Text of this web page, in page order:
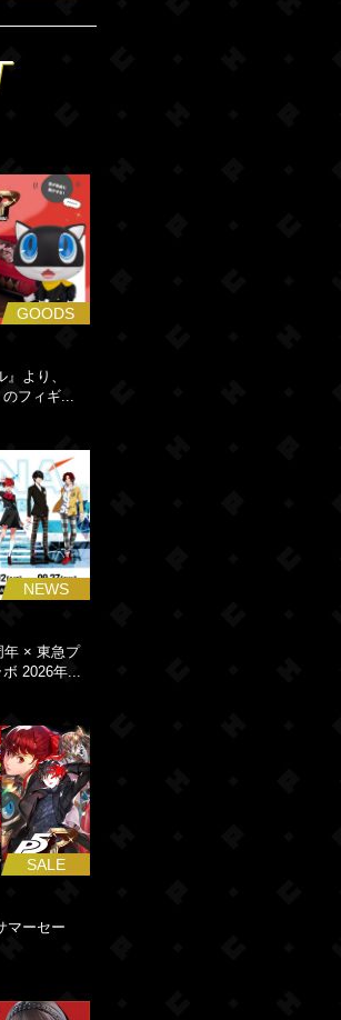
GOODS
より、
のフィギ...
NEWS
年 × 東急プ
2026年...
SALE
マーセー